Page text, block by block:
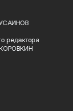
редактора